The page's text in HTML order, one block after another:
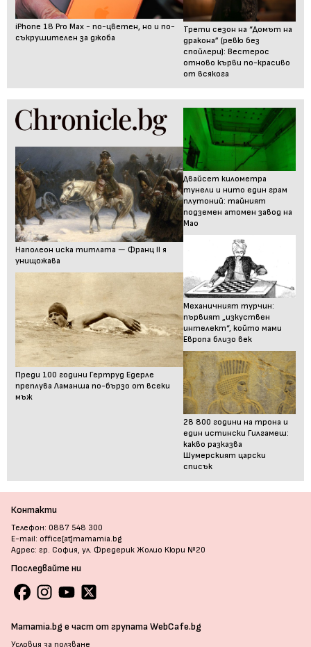
iPhone 18 Pro Max - по-цветен, но и по-
съкрушителен за джоба
Трети сезон на “Домът на
дракона” (ревю без
спойлери): Вестерос
отново кърви по-красиво
от всякога
Наполеон иска титлата — Франц II я
унищожава
Преди 100 години Гертруд Едерле
преплува Ламанша по-бързо от всеки
мъж
Двайсет километра
тунели и нито един грам
плутоний: тайният
подземен атомен завод на
Мао
Механичният турчин:
първият „изкуствен
интелект“, който мами
Европа близо век
28 800 години на трона и
един истински Гилгамеш:
какво разказва
Шумерският царски
списък
Контакти
Телефон: 0887 548 300
E-mail: office[at]mamamia.bg
Адрес: гр. София, ул. Фредерик Жолио Кюри №20
Последвайте ни
Mamamia.bg е част от групата WebCafe.bg
Условия за ползване